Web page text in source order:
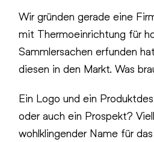
Wir gründen gerade eine
mit Thermoeinrichtung für
Sammlersachen erfunden
diesen in den Markt. Was
Ein Logo und ein
oder auch ein Prospekt?
wohlklingender Name für